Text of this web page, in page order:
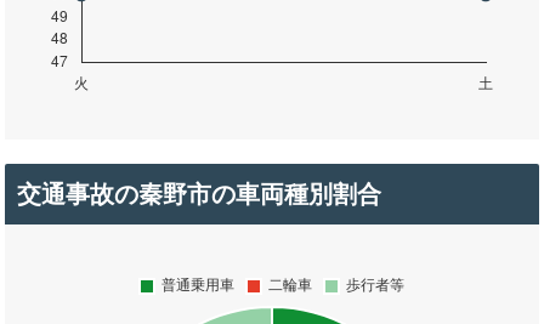
交通事故の秦野市の車両種別割合